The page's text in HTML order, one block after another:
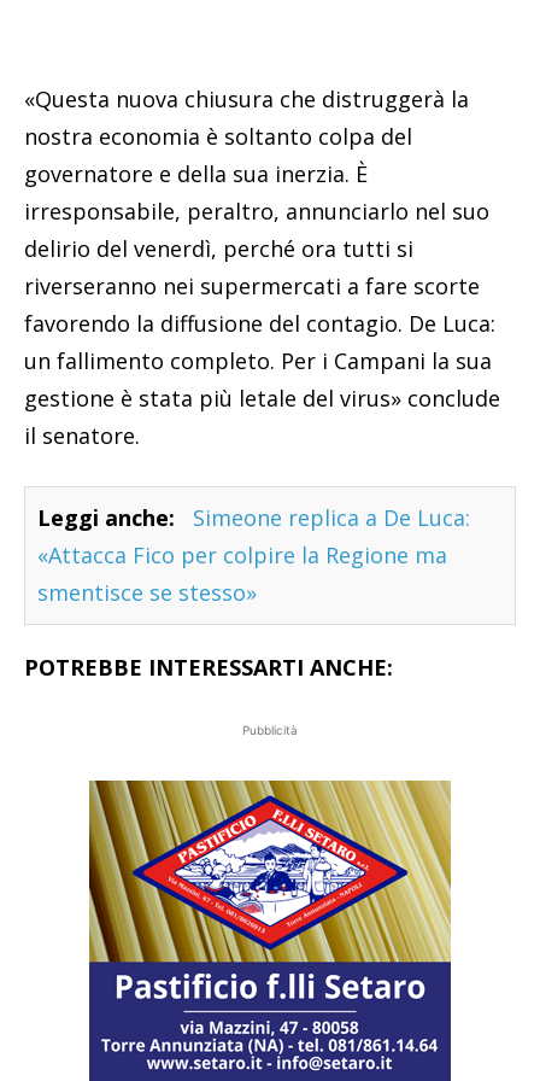
«Questa nuova chiusura che distruggerà la
nostra economia è soltanto colpa del
governatore e della sua inerzia. È
irresponsabile, peraltro, annunciarlo nel suo
delirio del venerdì, perché ora tutti si
riverseranno nei supermercati a fare scorte
favorendo la diffusione del contagio. De Luca:
un fallimento completo. Per i Campani la sua
gestione è stata più letale del virus» conclude
il senatore.
Leggi anche:
Simeone replica a De Luca:
«Attacca Fico per colpire la Regione ma
smentisce se stesso»
POTREBBE INTERESSARTI ANCHE:
Pubblicità